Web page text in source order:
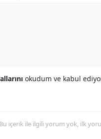
okudum ve kabul
içerik ile ilgili yorum yok, ilk